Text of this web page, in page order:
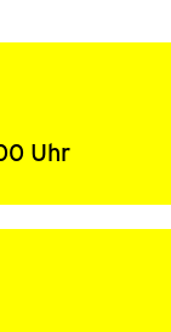
Uhr